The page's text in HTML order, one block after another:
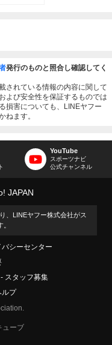
発行のものと照合し確認してく
されている情報の内容に関して
よび安全性を保証するものでは
損害についても、LINEヤフー
ねます。
YouTube
スポーツナビ
公式チャンネル
JAPAN
、LINEヤフー株式会社がス
バシーセンター
スタッフ募集
ルプ
ューブ